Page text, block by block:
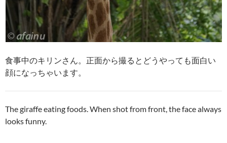
食事中のキリンさん。正面から撮るとどうやっても面白い
顔になっちゃいます。
The giraffe eating foods. When shot from front, the face always
looks funny.